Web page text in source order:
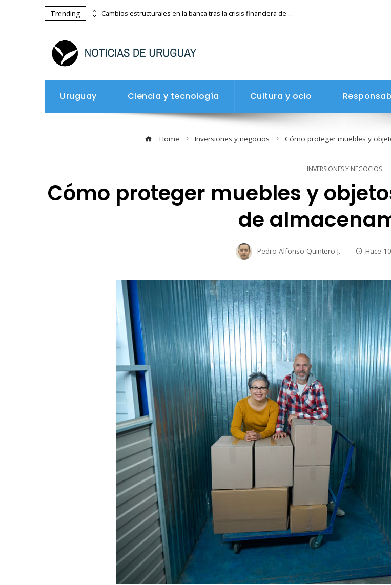
Trending Cambios estructurales en la banca tras la crisis financiera de 1929
Uruguay Ciencia y tecnología Cultura y ocio
Home Inversiones y negocios Cómo proteger muebles y
INVERSIONES Y NEGOCIOS
Cómo proteger muebles y
de
Pedro Alfonso Quintero J. Hace